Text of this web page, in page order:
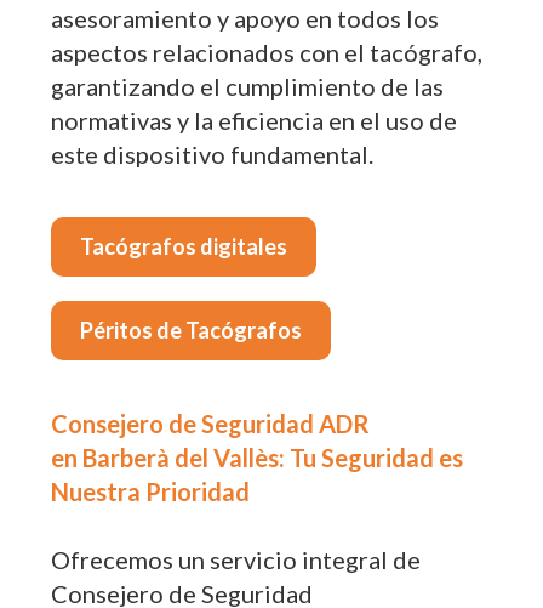
asesoramiento y apoyo en todos los
aspectos relacionados con el tacógrafo,
garantizando el cumplimiento de las
normativas y la eficiencia en el uso de
este dispositivo fundamental.
Tacógrafos digitales
Péritos de Tacógrafos
Consejero de Seguridad ADR
en Barberà del Vallès: Tu Seguridad es
Nuestra Prioridad
Ofrecemos un servicio integral de
Consejero de Seguridad